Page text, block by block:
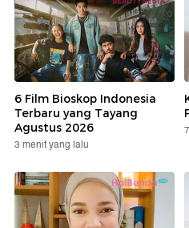
6 Film Bioskop Indonesia
Terbaru yang Tayang
Agustus 2026
3 menit yang lalu